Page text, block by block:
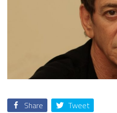
Share Tweet